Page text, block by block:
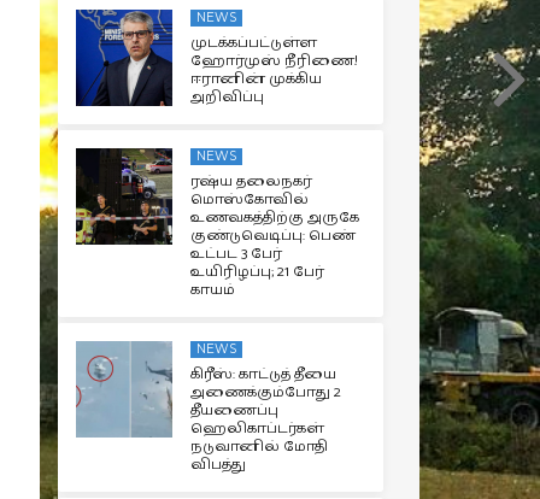
NEWS
முடக்கப்பட்டுள்ள
ஹோர்முஸ் நீரிணை!
ஈரானின் முக்கிய
அறிவிப்பு
NEWS
ரஷ்ய தலைநகர்
மொஸ்கோவில்
உணவகத்திற்கு அருகே
குண்டுவெடிப்பு: பெண்
உட்பட 3 பேர்
உயிரிழப்பு; 21 பேர்
காயம்
NEWS
கிரீஸ்: காட்டுத் தீயை
அணைக்கும்போது 2
தீயணைப்பு
ஹெலிகாப்டர்கள்
நடுவானில் மோதி
விபத்து